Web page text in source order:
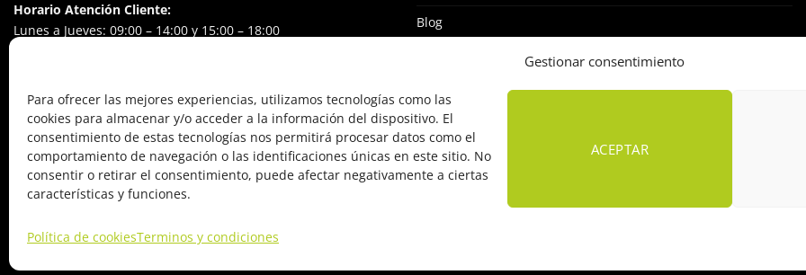
Gestionar consentimiento
Para ofrecer las mejores experiencias, utilizamos tecnologías como las
cookies para almacenar y/o acceder a la información del dispositivo. El
consentimiento de estas tecnologías nos permitirá procesar datos como el
comportamiento de navegación o las identificaciones únicas en este sitio. No
consentir o retirar el consentimiento, puede afectar negativamente a ciertas
características y funciones.
ACEPTAR
Política de cookiesTerminos y condiciones
Horario Atención Cliente:
Lunes a Jueves: 09:00 – 14:00 y 15:00 – 18:00
POL. IND. El Ejido
Calle Alfareros, 24
41640 Osuna (Sevilla), España
Blog
STKLUB: RED DE INSTALADORES
Política de cookies